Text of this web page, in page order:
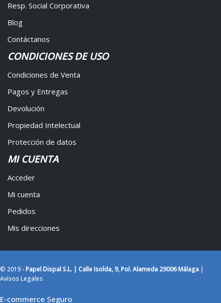
Resp. Social Corporativa
Blog
Contáctanos
CONDICIONES DE USO
Condiciones de Venta
Pagos y Entregas
Devolución
Propiedad Intelectual
Protección de datos
MI CUENTA
Acceder
Mi cuenta
Pedidos
Mis direcciones
© 2019 -Papel Dispal S.L. | Calle Isolda, 9, Pol. Alameda 29006 Málaga |
Avisos Legales
E-commerce Seguro